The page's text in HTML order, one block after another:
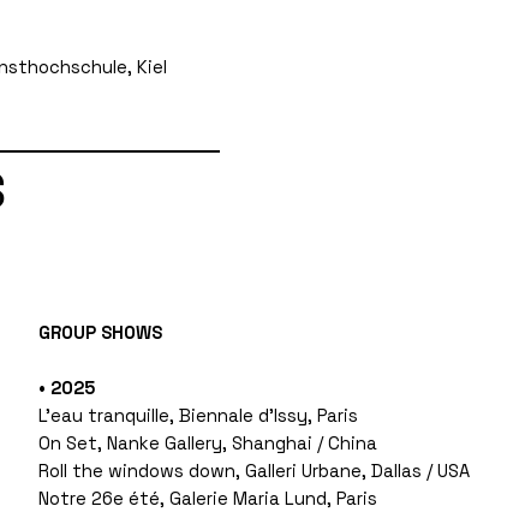
Kiel
GROUP SHOWS
• 2025
L’eau tranquille, Biennale d’Issy, Paris
On Set, Nanke Gallery, Shanghai / China
Roll the windows down, Galleri Urbane, Dallas / USA
Notre 26e été, Galerie Maria Lund, Paris